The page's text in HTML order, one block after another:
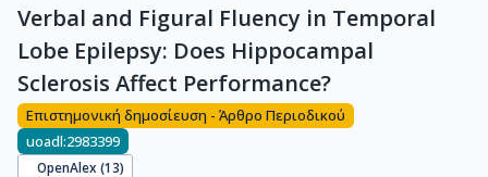
Verbal and Figural Fluency in Temporal
Lobe Epilepsy: Does Hippocampal
Sclerosis Affect Performance?
Επιστημονική δημοσίευση - Άρθρο Περιοδικού
uoadl:2983399
OpenAlex (13)